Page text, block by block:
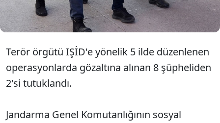
Terör örgütü IŞİD'e yönelik 5 ilde düzenlenen
operasyonlarda gözaltına alınan 8 şüpheliden
2'si tutuklandı.
Jandarma Genel Komutanlığının sosyal